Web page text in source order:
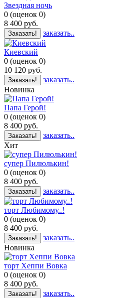
Звездная ночь
0 (оценок 0)
8 400 руб.
Заказать! заказать..
Киевский
0 (оценок 0)
10 120 руб.
Заказать!
заказать..
Новинка
Папа Герой!
0 (оценок 0)
8 400 руб.
Заказать!
заказать..
Хит
супер Пилюлькин!
0 (оценок 0)
8 400 руб.
Заказать! заказать..
торт Любимому..!
0 (оценок 0)
8 400 руб.
Заказать!
заказать..
Новинка
торт Хеппи Вовка
0 (оценок 0)
8 400 руб.
Заказать! заказать..